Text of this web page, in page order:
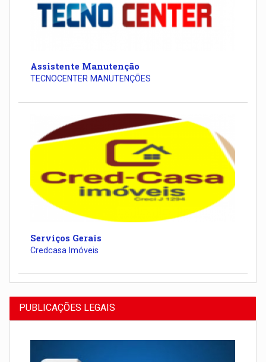
Assistente Manutenção
TECNOCENTER MANUTENÇÕES
Serviços Gerais
Credcasa Imóveis
PUBLICAÇÕES LEGAIS